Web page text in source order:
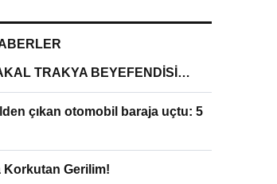
TRAKYA BEYEFENDİSİ…
çıkan otomobil baraja uçtu: 5
Korkutan Gerilim!